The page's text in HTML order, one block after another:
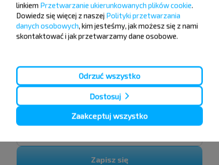
Chcesz
podróżować
Nie przegap promocji, zniżek i innych ciekawych
ofert od serwisu INFOBUS. Zapisz się do
newslettera i podróżuj z nami jeszcze taniej!
Zapisz się
linkiem Przetwarzanie ukierunkowanych plików cookie.
Dowiedz się więcej z naszej Polityki przetwarzania
danych osobowych, kim jesteśmy, jak możesz się z nami
skontaktować i jak przetwarzamy dane osobowe.
Odrzuć wszystko
Dostosuj
Zaakceptuj wszystko